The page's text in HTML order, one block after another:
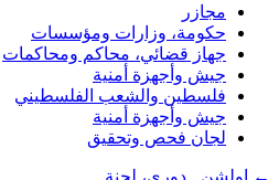
مجازر
حكومة، وزارات ومؤسسات
جهاز قضائي، محاكم ومحاكمات
جيش وأجهزة أمنية
فلسطين والشعب الفلسطيني
جيش وأجهزة أمنية
لجان فحص وتحقيق
←
اولشن ـ دوري، لجنة